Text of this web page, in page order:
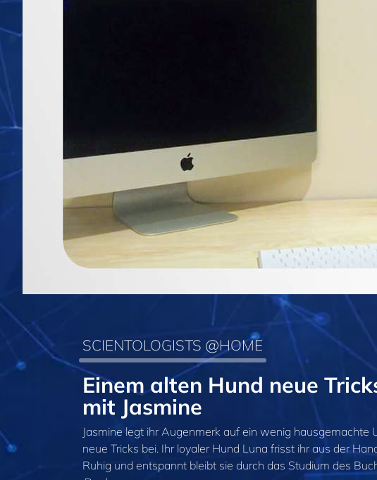
SCIENTOLOGISTS @HOME
Einem alten Hund neue
mit Jasmine
Jasmine legt ihr Augenmerk auf ein wenig hausgemachte
neue Tricks bei. Ihr loyaler Hund Luna frisst ihr aus der
Ruhig und entspannt bleibt sie durch das Studium des